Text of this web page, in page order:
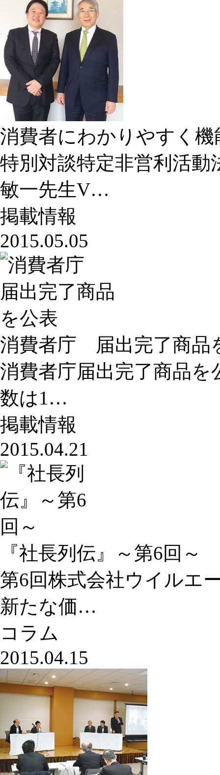
消費者にわかりやすく
特別対談特定非営利活動
敏一先生V…
掲載情報
2015.05.05
消費者庁 届出完了商品
消費者庁届出完了商品を
数は1…
掲載情報
2015.04.21
『社長列伝』～第6回～
第6回株式会社ウイルエ
新たな価…
コラム
2015.04.15